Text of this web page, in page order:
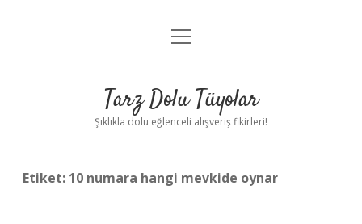
Anasayfa
Yasal Uyarı
menüyü
Tarz Dolu Tüyolar
Şıklıkla dolu eğlenceli alışveriş fikirleri!
Etiket: 10 numara hangi mevkide oynar